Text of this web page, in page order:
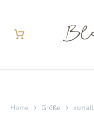
Home Größe xsmall